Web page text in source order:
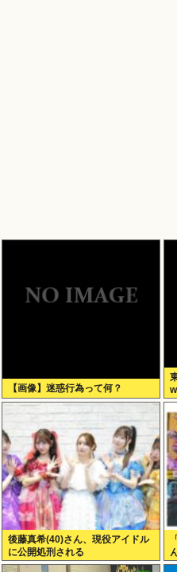
【画像】迷惑行為って何？
後藤真希(40)さん、現役アイドル
に公開処刑される